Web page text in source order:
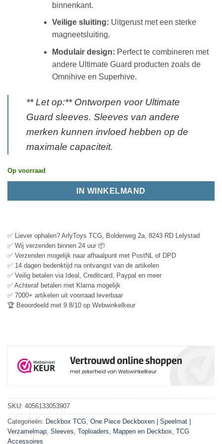
binnenkant.
Veilige sluiting: Uitgerust met een sterke
magneetsluiting.
Modulair design: Perfect te combineren met
andere Ultimate Guard producten zoals de
Omnihive en Superhive.
​** Let op:** Ontworpen voor Ultimate
Guard sleeves. Sleeves van andere
merken kunnen invloed hebben op de
maximale capaciteit.
Op voorraad
IN WINKELMAND
✅ Liever ophalen? ArlyToys TCG, Bolderweg 2a, 8243 RD Lelystad
✅ Wij verzenden binnen 24 uur 📦
✅ Verzenden mogelijk naar afhaalpunt met PostNL of DPD
✅ 14 dagen bedenktijd na ontvangst van de artikelen
✅ Veilig betalen via Ideal, Creditcard, Paypal en meer
✅ Achteraf betalen met Klarna mogelijk
✅ 7000+ artikelen uit voorraad leverbaar
🏆 Beoordeeld met 9.8/10 op Webwinkelkeur
SKU: 4056133053907
Categorieën: Deckbox TCG One Piece Deckboxen | Speelmat |
Verzamelmap Sleeves, Toploaders, Mappen en Deckbox TCG
Accessoires